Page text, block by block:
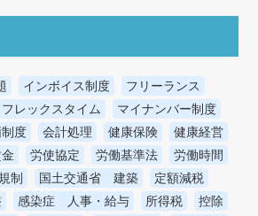
インボイス制度
フリーランス
フレックスタイム
マイナンバー制度
度 会計処理 健康保険
健康経営
労使協定 労働基準法
労働時間
制
国土交通省 建築
定額減税
感染症 人事・給与 所得税
控除